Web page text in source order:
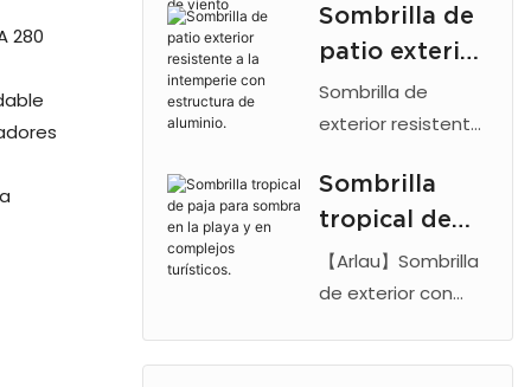
280
publicidad
Sun paraguas
sombrilla,
cubierta para
mesa y silla,
protección de
flores y
césped a
viento
Sombrilla de
patio exterior
resistente a
la intemperie
estructura de
aluminio.
Sombrilla de
exterior resistente
con estructura de
aluminio y tejido
con protección UV.
Diseño de
ajustable, ideal
Sombrilla
tropical de
paja para
sombra en la
complejos
【Arlau】Sombrilla
de exterior con